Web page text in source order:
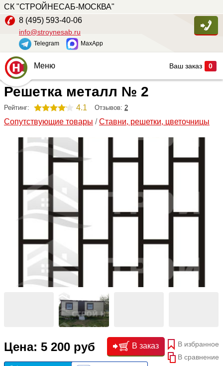
СК "СТРОЙНЕСАБ-МОСКВА"
8 (495) 593-40-06
info@stroynesab.ru
Telegram MaxApp
Ваш заказ 0
Главная
Каталог
Услуги
Наши работы
Сопутствующие товары
Контакты
Меню
Решетка металл № 2
Рейтинг: 4.1 Отзывов: 2
Сопутствующие товары /Ставни, решетки, цветочницы
Цена: 5 200 руб
В избранное
В сравнение
В заказ